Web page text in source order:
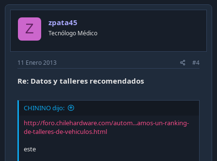
Z zpata45
Tecnólogo Médico
11 Enero 2013 #4
Re: Datos y talleres recomendados
CHININO dijo:
http://foro.chilehardware.com/autom...amos-un-ranking-
de-talleres-de-vehiculos.html
este